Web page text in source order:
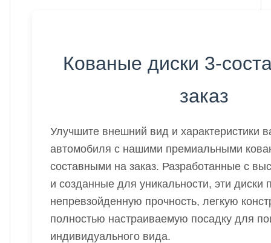
Кованые диски 3-
заказ
Улучшите внешний вид и характеристики
автомобиля с нашими премиальными
составными на заказ. Разработанные с
и созданные для уникальности, эти диски
непревзойденную прочность, легкую
полностью настраиваемую посадку для
индивидуального вида.